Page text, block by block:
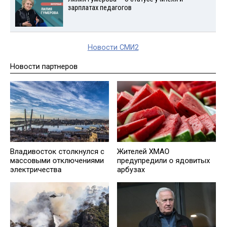
зарплатах педагогов
Новости СМИ2
Новости партнеров
Владивосток столкнулся с
массовыми отключениями
электричества
Жителей ХМАО
предупредили о ядовитых
арбузах